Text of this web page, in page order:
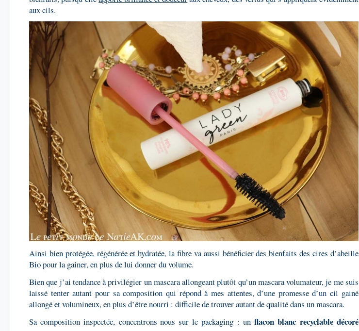
aux cils.
Ainsi bien protégée, régénérée et hydratée, la fibre va aussi bénéficier des bienfaits des cires d’abeille
Bio pour la gainer, en plus de lui donner du volume.
Bien que j’ai tendance à privilégier un mascara allongeant plutôt qu’un mascara volumateur, je me suis
laissé tenter autant pour sa composition qui répond à mes attentes, d’une promesse d’un cil gainé
allongé et volumineux, en plus d’être nourri : difficile de trouver autant de qualité dans un mascara.
Sa composition inspectée, concentrons-nous sur le packaging : unflacon blanc recyclable décoré